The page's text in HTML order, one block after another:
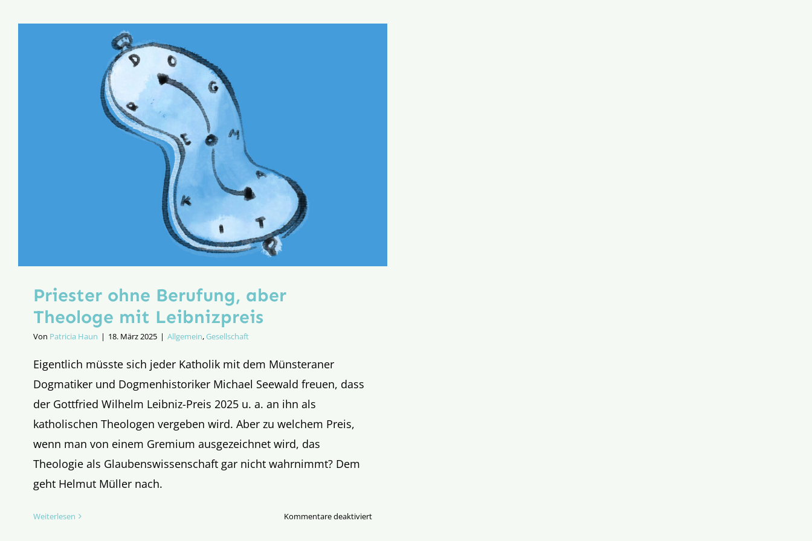
Priester ohne Berufung, aber
Theologe mit Leibnizpreis
Von Patricia Haun | 18. März 2025 | Allgemein,Gesellschaft
Eigentlich müsste sich jeder Katholik mit dem Münsteraner
Dogmatiker und Dogmenhistoriker Michael Seewald freuen, dass
der Gottfried Wilhelm Leibniz-Preis 2025 u. a. an ihn als
katholischen Theologen vergeben wird. Aber zu welchem Preis,
wenn man von einem Gremium ausgezeichnet wird, das
Theologie als Glaubenswissenschaft gar nicht wahrnimmt? Dem
geht Helmut Müller nach.
Weiterlesen Kommentare deaktiviertfür